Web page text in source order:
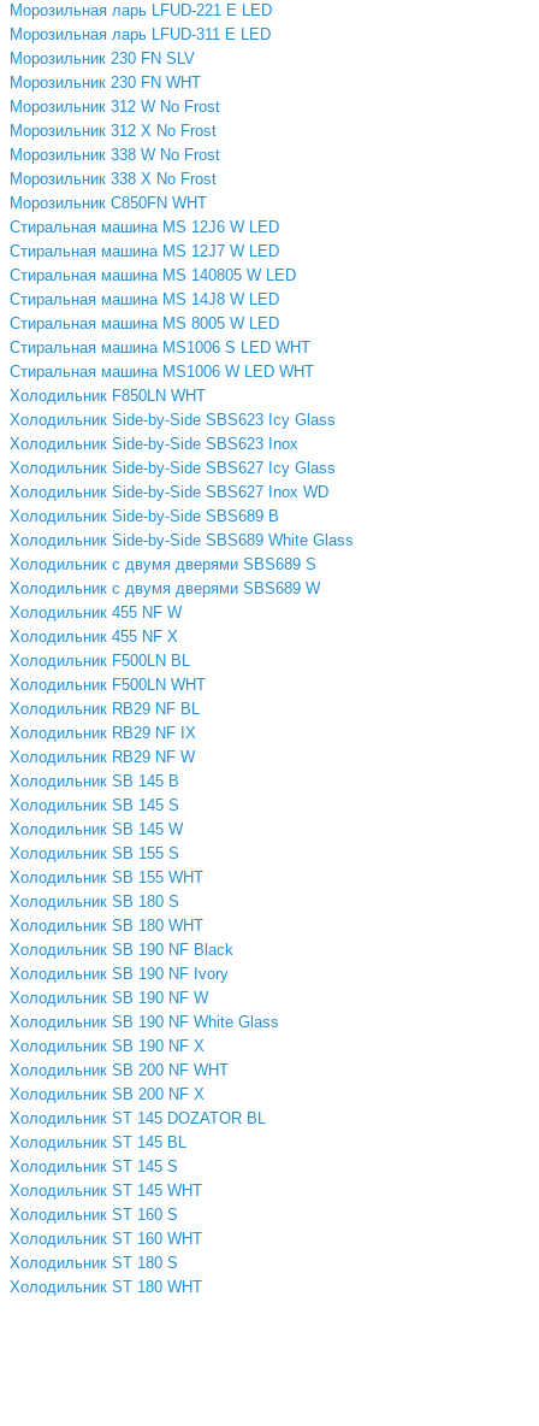
Морозильная ларь LFUD-221 E LED
Морозильная ларь LFUD-311 E LED
Морозильник 230 FN SLV
Морозильник 230 FN WHT
Морозильник 312 W No Frost
Морозильник 312 X No Frost
Морозильник 338 W No Frost
Морозильник 338 X No Frost
Морозильник C850FN WHT
Стиральная машина MS 12J6 W LED
Стиральная машина MS 12J7 W LED
Стиральная машина MS 140805 W LED
Стиральная машина MS 14J8 W LED
Стиральная машина MS 8005 W LED
Стиральная машина MS1006 S LED WHT
Стиральная машина MS1006 W LED WHT
Xолодильник F850LN WHT
Холодильник Side-by-Side SBS623 Icy Glass
Холодильник Side-by-Side SBS623 Inox
Холодильник Side-by-Side SBS627 Icy Glass
Холодильник Side-by-Side SBS627 Inox WD
Холодильник Side-by-Side SBS689 B
Холодильник Side-by-Side SBS689 White Glass
Холодильник с двумя дверями SBS689 S
Холодильник с двумя дверями SBS689 W
Холодильник 455 NF W
Холодильник 455 NF X
Холодильник F500LN BL
Холодильник F500LN WHT
Холодильник RB29 NF BL
Холодильник RB29 NF IX
Холодильник RB29 NF W
Холодильник SB 145 B
Холодильник SB 145 S
Холодильник SB 145 W
Холодильник SB 155 S
Холодильник SB 155 WHT
Холодильник SB 180 S
Холодильник SB 180 WHT
Холодильник SB 190 NF Black
Холодильник SB 190 NF Ivory
Холодильник SB 190 NF W
Холодильник SB 190 NF White Glass
Холодильник SB 190 NF X
Холодильник SB 200 NF WHT
Холодильник SB 200 NF X
Холодильник ST 145 DOZATOR BL
Холодильник ST 145 BL
Холодильник ST 145 S
Холодильник ST 145 WHT
Холодильник ST 160 S
Холодильник ST 160 WHT
Холодильник ST 180 S
Холодильник ST 180 WHT